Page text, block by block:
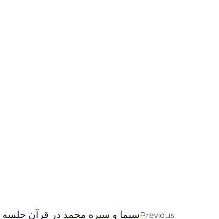
Previousسيما و سيره محمد در قرآن جلسه